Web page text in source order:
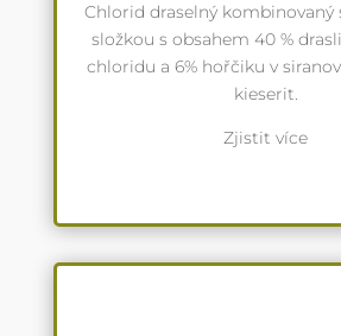
Chlorid draselný kombinovaný
složkou s obsahem 40 %
chloridu a 6% hořčiku v
kieserit.
Zjistit více